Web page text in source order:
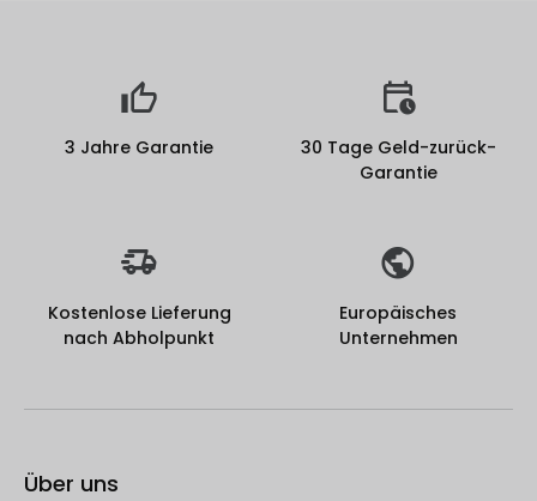
3 Jahre Garantie
30 Tage Geld-zurück-
Garantie
Kostenlose Lieferung
nach Abholpunkt
Europäisches
Unternehmen
Über uns